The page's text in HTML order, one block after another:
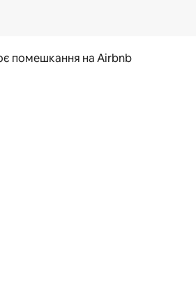
помешкання на Airbnb